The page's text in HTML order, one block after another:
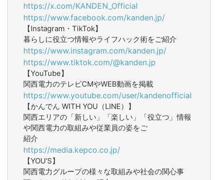
https://x.com/KANDEN_Official
https://www.facebook.com/kanden.jp/
【Instagram・TikTok】
暮らしに役立つ情報やライフハック術をご紹介
https://www.instagram.com/kanden.jp/
https://www.tiktok.com/@kanden.jp
【YouTube】
関西電力のテレビCMやWEB動画を掲載
https://www.youtube.com/user/kandenofficial
【かんでん WITH YOU（LINE）】
関西エリアの「新しい」「楽しい」「役立つ」情報
や関西電力の取組みや従業員の姿をご
紹介
https://media.kepco.co.jp/
【YOU‘S】
関西電力グループの様々な取組みや社会の関心事